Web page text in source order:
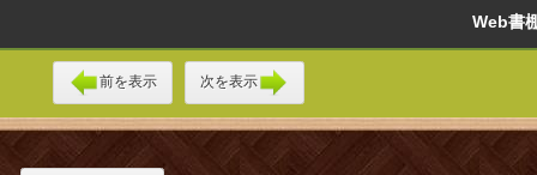
Web
前を表示 次を表示